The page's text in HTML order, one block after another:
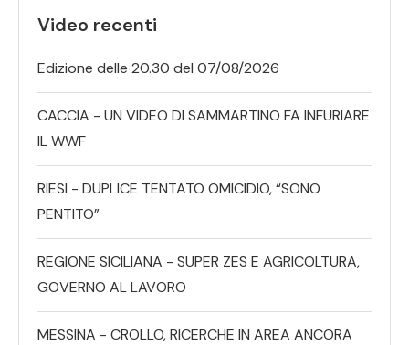
Video recenti
Edizione delle 20.30 del 07/08/2026
CACCIA - UN VIDEO DI SAMMARTINO FA INFURIARE
IL WWF
RIESI - DUPLICE TENTATO OMICIDIO, “SONO
PENTITO”
REGIONE SICILIANA - SUPER ZES E AGRICOLTURA,
GOVERNO AL LAVORO
MESSINA - CROLLO, RICERCHE IN AREA ANCORA